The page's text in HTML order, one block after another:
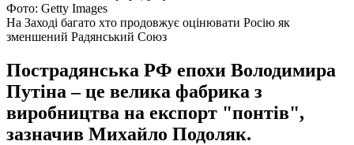
Фото: Getty Images
На Заході багато хто продовжує оцінювати Росію як
зменшений Радянський Союз
Пострадянська РФ епохи Володимира
Путіна – це велика фабрика з
виробництва на експорт "понтів",
зазначив Михайло Подоляк.